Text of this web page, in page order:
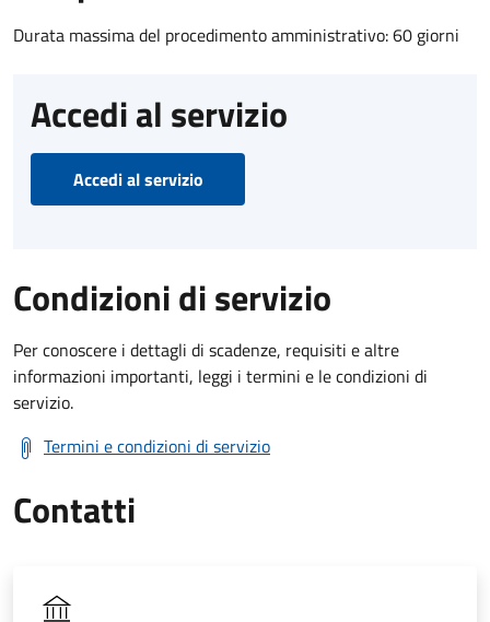
Durata massima del procedimento amministrativo: 60 giorni
Accedi al servizio
Accedi al servizio
Condizioni di servizio
Per conoscere i dettagli di scadenze, requisiti e altre
informazioni importanti, leggi i termini e le condizioni di
servizio.
Termini e condizioni di servizio
Contatti